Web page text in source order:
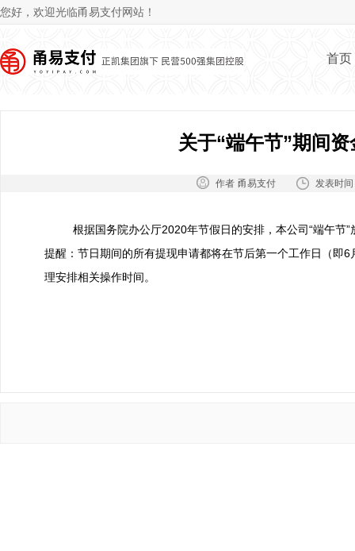
您好，欢迎光临甬易支付网站！
首页
关于“端午节”期间
作者：甬易支付 发表时
根据国务院办公厅2020年节假日的安排，本公司“端午节
提醒：节日期间的所有提现申请都将在节后第一个工作日（即
理安排相关操作时间。